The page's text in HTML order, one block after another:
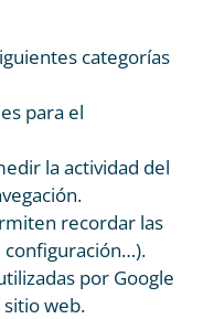
categorías
para el
la actividad del
recordar las
configuración…).
por Google
sitio web.